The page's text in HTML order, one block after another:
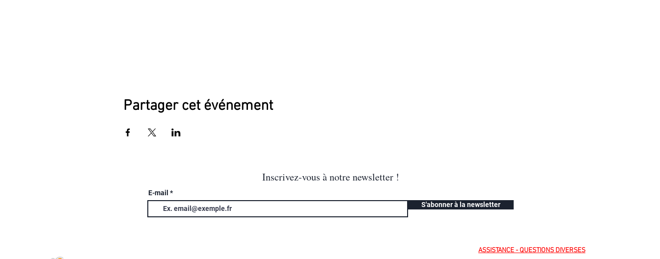
Partager cet événement
Inscrivez-vous à notre newsletter !
E-mail
S'abonner à la newsletter
ASSISTANCE - QUESTIONS DIVERSES